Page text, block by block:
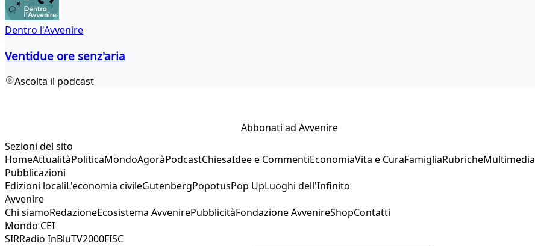
Dentro l'Avvenire
Ventidue ore senz'aria
Ascolta il podcast
Abbonati ad Avvenire
Sezioni del sito
HomeAttualitàPoliticaMondoAgoràPodcastChiesaIdee e CommentiEconomiaVita e CuraFamigliaRubricheMultimedia
Pubblicazioni
Edizioni localiL'economia civileGutenbergPopotusPop UpLuoghi dell'Infinito
Avvenire
Chi siamoRedazioneEcosistema AvvenirePubblicitàFondazione AvvenireShopContatti
Mondo CEI
SIRRadio InBluTV2000FISC